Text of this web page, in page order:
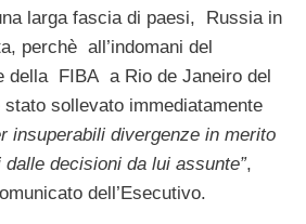
larga fascia di paesi, Russia in
perchè all’indomani del
della FIBA a Rio de Janeiro del
sollevato immediatamente
insuperabili divergenze in merito
decisioni da lui assunte”,
dell’Esecutivo.